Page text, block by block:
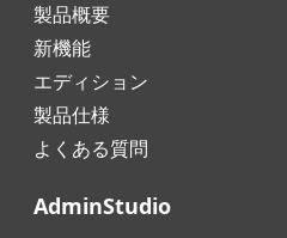
製品概要
新機能
エディション
製品仕様
よくある質問
AdminStudio